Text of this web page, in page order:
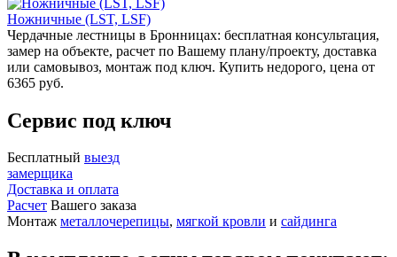
Ножничные (LST, LSF)
Чердачные лестницы в Бронницах: бесплатная консультация,
замер на объекте, расчет по Вашему плану/проекту, доставка
или самовывоз, монтаж под ключ. Купить недорого, цена от
6365 руб.
Сервис под ключ
Бесплатный выезд
замерщика
Доставка и оплата
Расчет Вашего заказа
Монтаж металлочерепицы, мягкой кровли и сайдинга